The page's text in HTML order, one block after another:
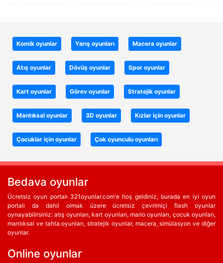
Komik oyunlar Yarış oyunları Macera oyunlar
Atış oyunlar Dövüş oyunlar Spor oyunlar
Kart oyunlar Görev oyunlar Stratejik oyunlar
Mantıksal oyunlar 3D oyunlar Kızlar için oyunlar
Çocuklar için oyunlar Çok oyunculu oyunları
Bedava oyunlar
Ücretsiz oyun portalı 321oyunlar.com'e hoş geldiniz, burada en iyi oyun
portalı da dahil olmak üzere ücretsiz çevrimiçi flash oyunlar
oynayabilirsiniz: atış oyunları, kart oyunları, mario oyunları, çocuk oyunları,
mantıksal ve tahta oyunları, stratejik oyunlar, macera, simülasyon ve diğer
oyunlar.
Online oyunlar